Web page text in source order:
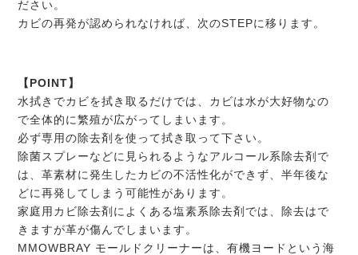
ださい。
カビの再発が認められなければ、次のSTEPに移ります。
【POINT】
水拭きでカビを拭き取るだけでは、カビは水が大好物なの
で全体的に繁殖が広がってしまいます。
必ず専用の除去剤を使って拭き取って下さい。
除菌スプレーなどに見られるようなアルコール系除去剤で
は、革素材に発生したカビの不活性化ができず、半年後な
どに再発してしまう可能性があります。
家庭用カビ除去剤によくある塩素系除去剤では、除去はで
きますが革が傷んでしまいます。
MMOWBRAY モールドクリーナーは、有機ヨードという海